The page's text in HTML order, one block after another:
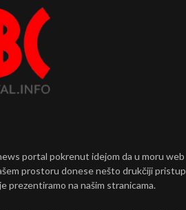
portal pokrenut idejom da u moru web
prostoru donese nešto drukčiji pristup
prezentiramo na našim stranicama.